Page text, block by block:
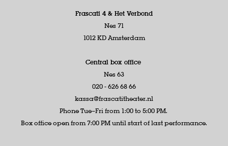
Frascati 4 & Het Verbond
Nes 71
1012 KD Amsterdam
Central box office
Nes 63
020 - 626 68 66
kassa@frascatitheater.nl
Phone Tue–Fri from 1:00 to 5:00 PM.
Box office open from 7:00 PM until start of last performance.